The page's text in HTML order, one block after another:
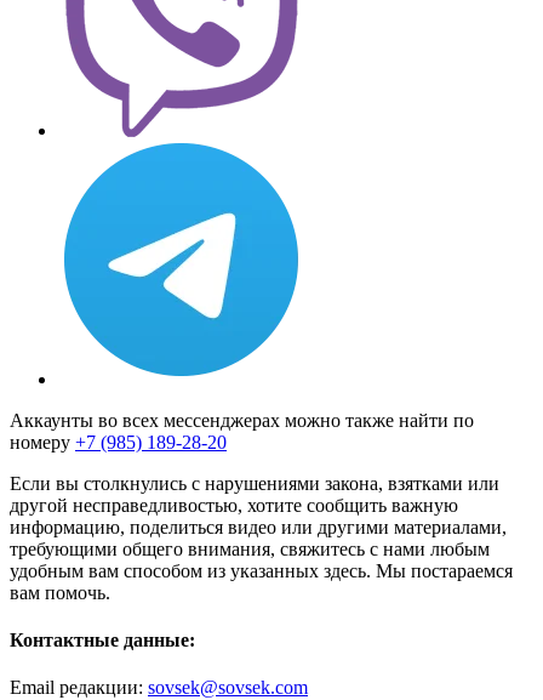
Аккаунты во всех мессенджерах можно также найти по
номеру +7 (985) 189-28-20
Если вы столкнулись с нарушениями закона, взятками или
другой несправедливостью, хотите сообщить важную
информацию, поделиться видео или другими материалами,
требующими общего внимания, свяжитесь с нами любым
удобным вам способом из указанных здесь. Мы постараемся
вам помочь.
Контактные данные:
Email редакции: sovsek@sovsek.com